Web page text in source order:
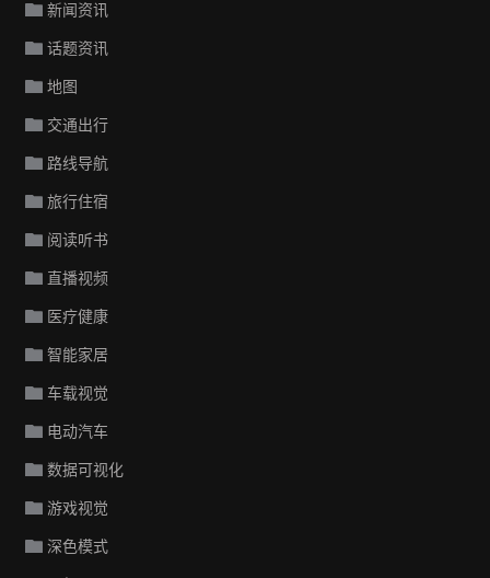
新闻资讯
话题资讯
地图
交通出行
路线导航
旅行住宿
阅读听书
直播视频
医疗健康
智能家居
车载视觉
电动汽车
数据可视化
游戏视觉
深色模式